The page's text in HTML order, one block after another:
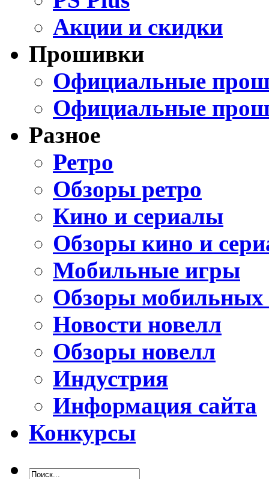
Акции и скидки
Прошивки
Официальные
Официальные
Разное
Ретро
Обзоры ретро
Кино и сериалы
Обзоры кино и
Мобильные игры
Обзоры мобильных
Новости новелл
Обзоры новелл
Индустрия
Информация сайта
Конкурсы